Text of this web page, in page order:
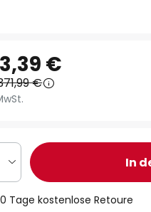
€
€
In
Tage kostenlose Retoure